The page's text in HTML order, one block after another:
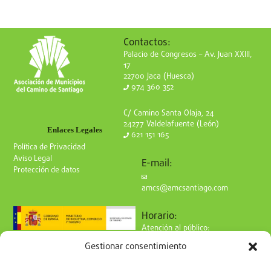
Gestionar consentimiento
Enlaces Legales
Política de Privacidad
Aviso Legal
Protección de datos
Contactos:
Palacio de Congresos – Av. Juan XXIII,
17
22700 Jaca (Huesca)
974 360 352
C/ Camino Santa Olaja, 24
24277 Valdelafuente (León)
621 151 165
E-mail:
amcs@amcsantiago.com
Horario:
Atención al público:
de 9 a 15h